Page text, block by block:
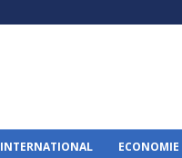
INTERNATIONAL ECONOMIE